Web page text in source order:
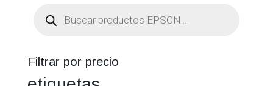
productos
Filtrar por precio